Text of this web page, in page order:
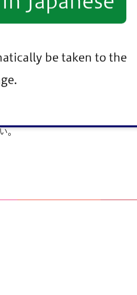
be taken to the
。